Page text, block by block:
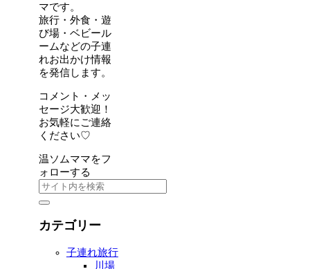
マです。
旅行・外食・遊
び場・ベビール
ームなどの子連
れお出かけ情報
を発信します。
コメント・メッ
セージ大歓迎！
お気軽にご連絡
ください♡
温ソムママをフ
ォローする
カテゴリー
子連れ旅行
川場